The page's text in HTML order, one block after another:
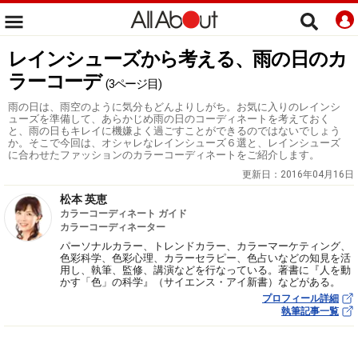
レインシューズから考える、雨の日のカ
ラーコーデ (3ページ目)
雨の日は、雨空のように気分もどんよりしがち。お気に入りのレインシ
ューズを準備して、あらかじめ雨の日のコーディネートを考えておく
と、雨の日もキレイに機嫌よく過ごすことができるのではないでしょう
か。そこで今回は、オシャレなレインシューズ６選と、レインシューズ
に合わせたファッションのカラーコーディネートをご紹介します。
更新日： 2016年04月16日
松本 英恵
カラーコーディネート ガイド
カラーコーディネーター
パーソナルカラー、トレンドカラー、カラーマーケティング、
色彩科学、色彩心理、カラーセラピー、色占いなどの知見を活
用し、執筆、監修、講演などを行なっている。著書に『人を動
かす「色」の科学』（サイエンス・アイ新書）などがある。
プロフィール詳細
執筆記事一覧